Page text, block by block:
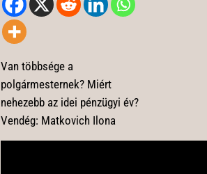
Van többsége a
polgármesternek? Miért
nehezebb az idei pénzügyi év?
Vendég: Matkovich Ilona